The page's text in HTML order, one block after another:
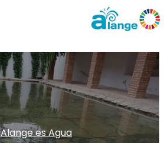
Alange es Agua